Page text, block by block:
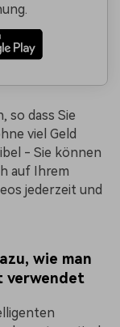
so dass Sie
viel Geld
- Sie können
auf Ihrem
jederzeit und
wie man
verwendet